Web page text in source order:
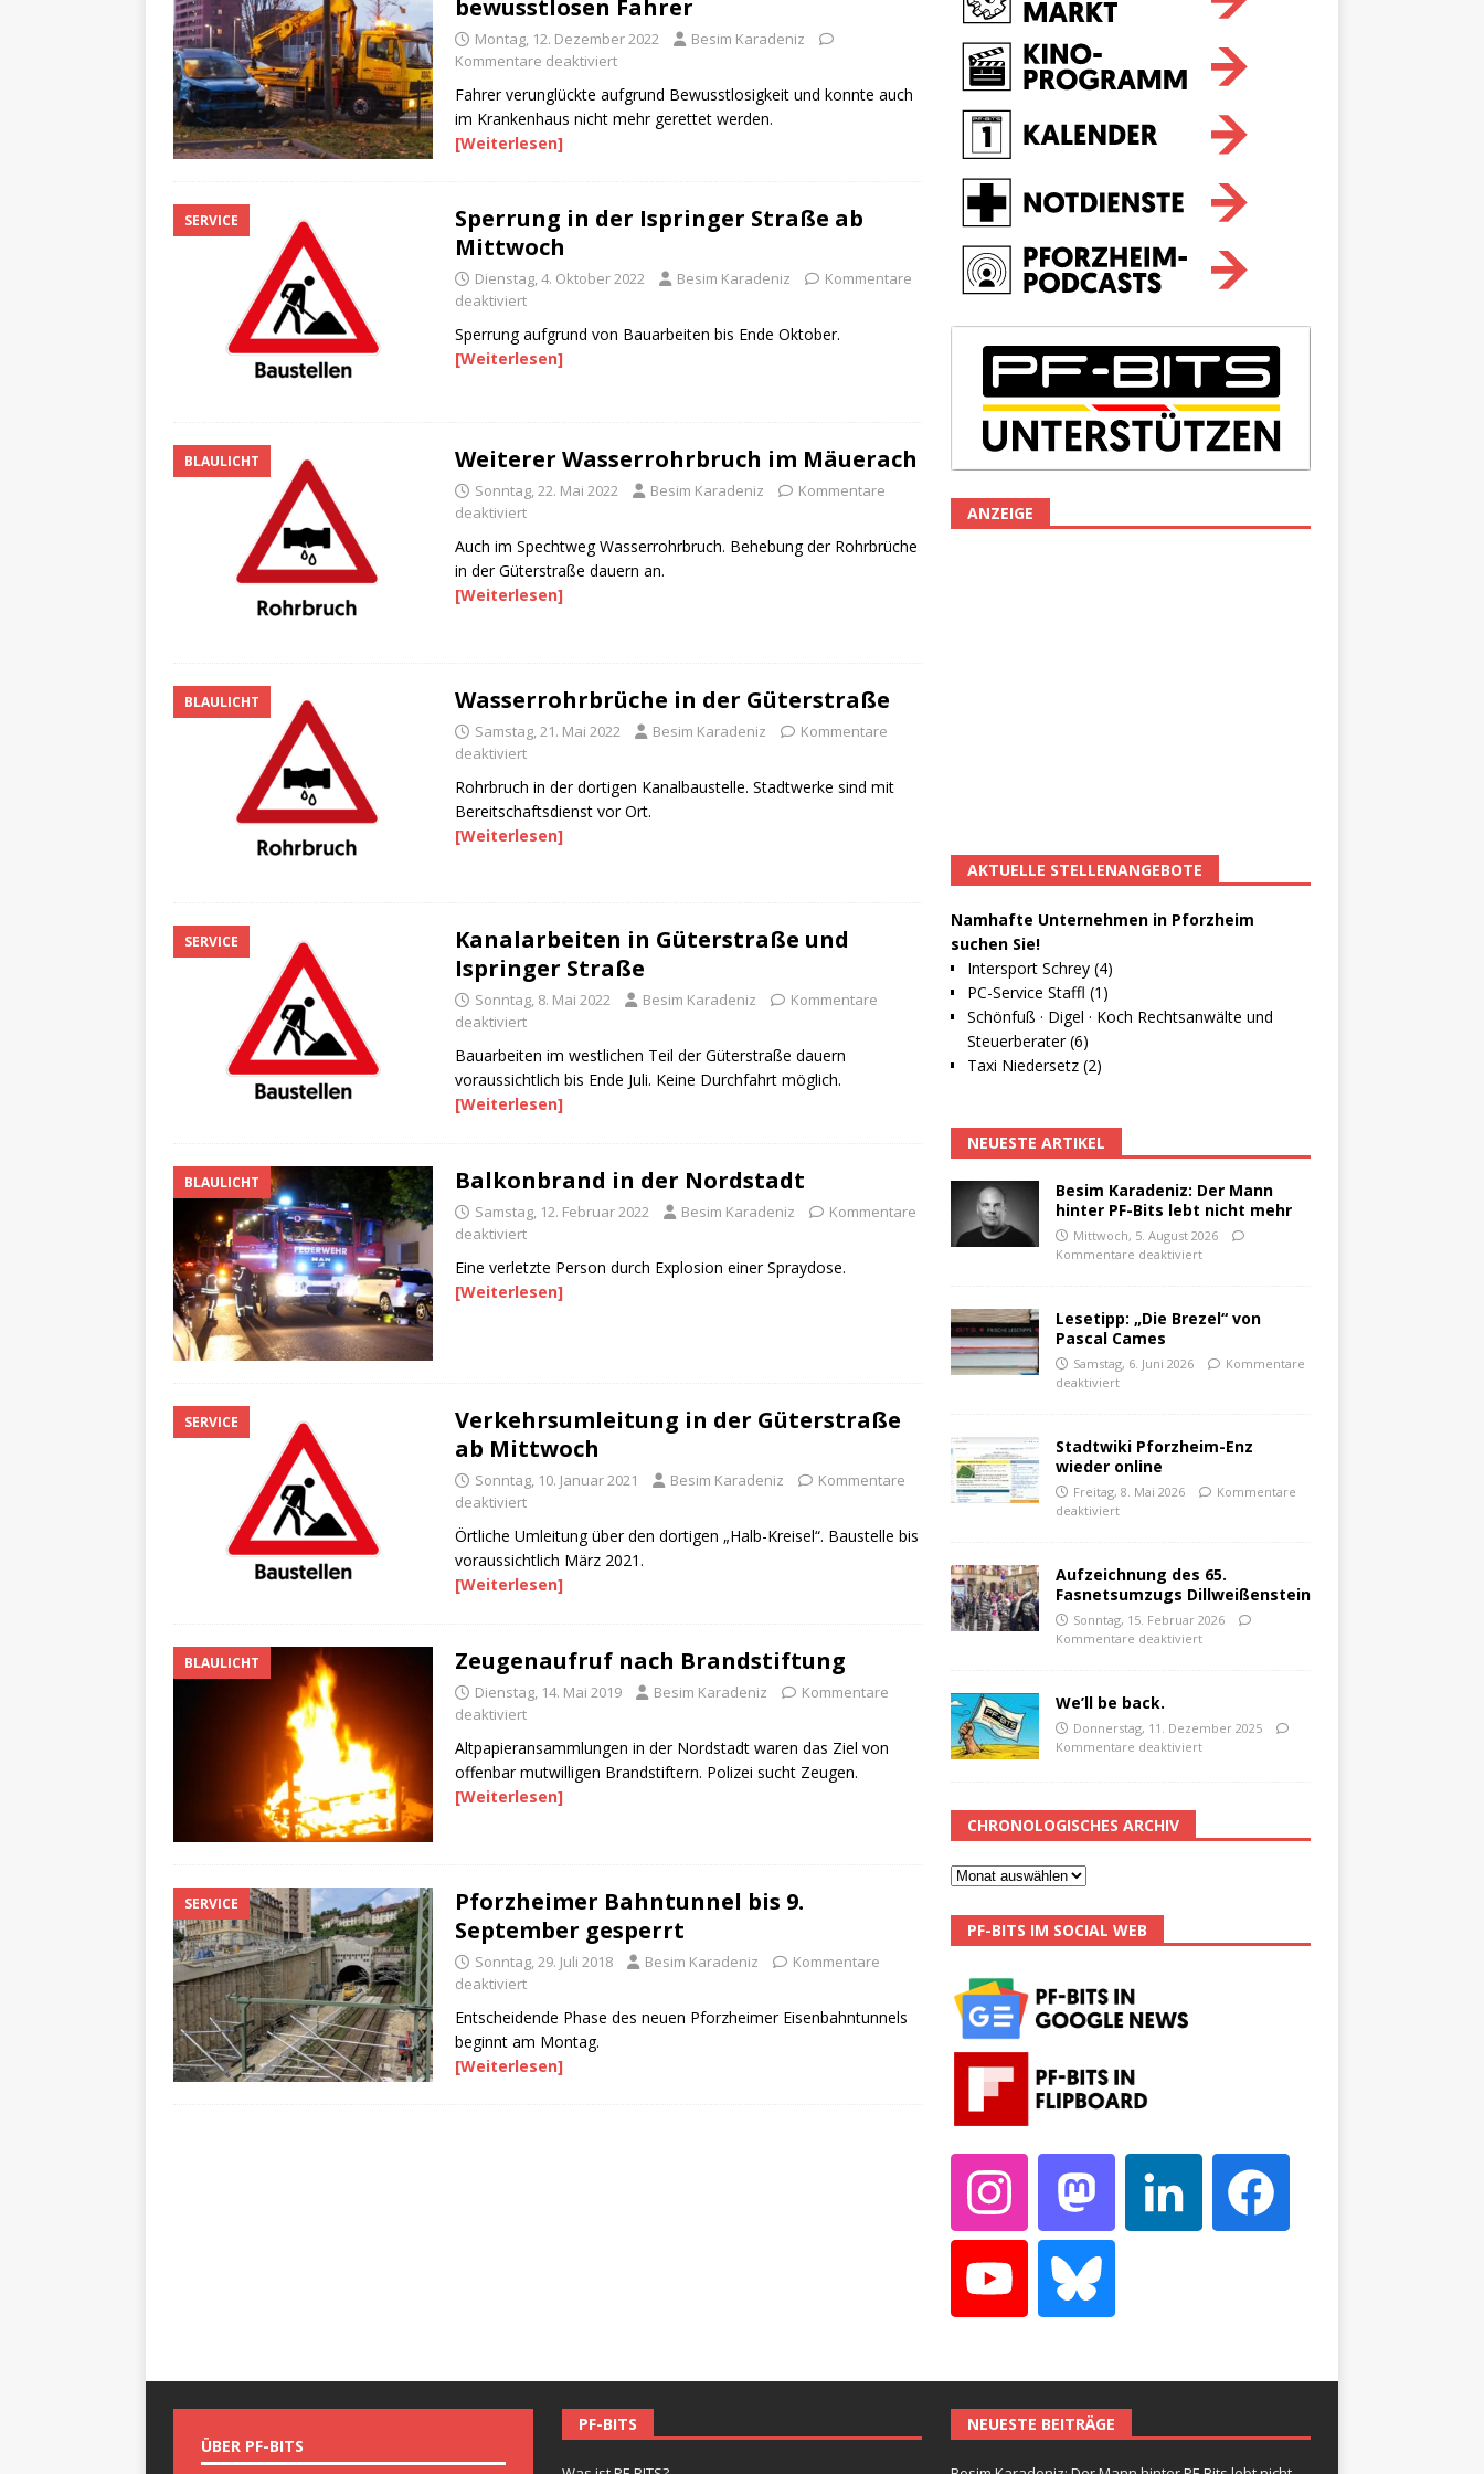
bewusstlosen Fahrer
Montag, 12. Dezember 2022
Besim Karadeniz
Kommentare deaktiviert
Fahrer verunglückte aufgrund Bewusstlosigkeit und konnte auch
im Krankenhaus nicht mehr gerettet werden.
[Weiterlesen]
SERVICE
Sperrung in der Ispringer Straße ab
Mittwoch
Dienstag, 4. Oktober 2022 Besim Karadeniz
Kommentare
deaktiviert
Sperrung aufgrund von Bauarbeiten bis Ende Oktober.
[Weiterlesen]
BLAULICHT Weiterer Wasserrohrbruch im Mäuerach
Sonntag, 22. Mai 2022 Besim Karadeniz
Kommentare
deaktiviert
Auch im Spechtweg Wasserrohrbruch. Behebung der Rohrbrüche
in der Güterstraße dauern an.
[Weiterlesen]
BLAULICHT Wasserrohrbrüche in der Güterstraße
Samstag, 21. Mai 2022 Besim Karadeniz
Kommentare
deaktiviert
Rohrbruch in der dortigen Kanalbaustelle. Stadtwerke sind mit
Bereitschaftsdienst vor Ort.
[Weiterlesen]
SERVICE
Kanalarbeiten in Güterstraße und
Ispringer Straße
Sonntag, 8. Mai 2022 Besim Karadeniz
Kommentare
deaktiviert
Bauarbeiten im westlichen Teil der Güterstraße dauern
voraussichtlich bis Ende Juli. Keine Durchfahrt möglich.
[Weiterlesen]
BLAULICHT Balkonbrand in der Nordstadt
Samstag, 12. Februar 2022 Besim Karadeniz
Kommentare
deaktiviert
Eine verletzte Person durch Explosion einer Spraydose.
[Weiterlesen]
SERVICE
Verkehrsumleitung in der Güterstraße
ab Mittwoch
Sonntag, 10. Januar 2021 Besim Karadeniz
Kommentare
deaktiviert
Örtliche Umleitung über den dortigen „Halb-Kreisel“. Baustelle bis
voraussichtlich März 2021.
[Weiterlesen]
BLAULICHT Zeugenaufruf nach Brandstiftung
Dienstag, 14. Mai 2019 Besim Karadeniz
Kommentare
deaktiviert
Altpapieransammlungen in der Nordstadt waren das Ziel von
offenbar mutwilligen Brandstiftern. Polizei sucht Zeugen.
[Weiterlesen]
SERVICE
Pforzheimer Bahntunnel bis 9.
September gesperrt
Sonntag, 29. Juli 2018 Besim Karadeniz
Kommentare
deaktiviert
Entscheidende Phase des neuen Pforzheimer Eisenbahntunnels
beginnt am Montag.
[Weiterlesen]
ANZEIGE
AKTUELLE STELLENANGEBOTE
Namhafte Unternehmen in Pforzheim
suchen Sie!
Intersport Schrey (4)
PC-Service Staffl (1)
Schönfuß · Digel · Koch Rechtsanwälte und
Steuerberater (6)
Taxi Niedersetz (2)
NEUESTE ARTIKEL
Besim Karadeniz: Der Mann
hinter PF-Bits lebt nicht mehr
Mittwoch, 5. August 2026
Kommentare deaktiviert
Lesetipp: „Die Brezel“ von
Pascal Cames
Samstag, 6. Juni 2026
Kommentare
deaktiviert
Stadtwiki Pforzheim-Enz
wieder online
Freitag, 8. Mai 2026
Kommentare
deaktiviert
Aufzeichnung des 65.
Fasnetsumzugs Dillweißenstein
Sonntag, 15. Februar 2026
Kommentare deaktiviert
We’ll be back.
Donnerstag, 11. Dezember 2025
Kommentare deaktiviert
CHRONOLOGISCHES ARCHIV
PF-BITS IM SOCIAL WEB
ÜBER PF-BITS
PF-BITS NEUESTE BEITRÄGE